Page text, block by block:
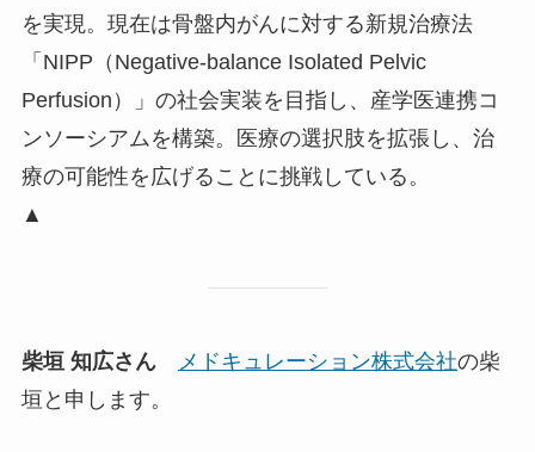
を実現。現在は骨盤内がんに対する新規治療法
「NIPP（Negative-balance Isolated Pelvic
Perfusion）」の社会実装を目指し、産学医連携コ
ンソーシアムを構築。医療の選択肢を拡張し、治
療の可能性を広げることに挑戦している。
▲
柴垣 知広さん メドキュレーション株式会社の柴
垣と申します。